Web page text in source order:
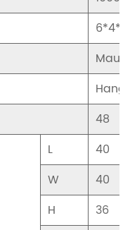
48
L
40
W
40
H
36